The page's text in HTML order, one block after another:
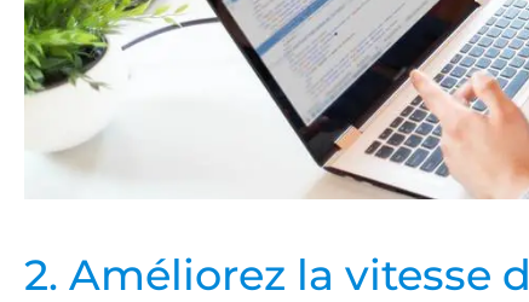
2. Améliorez la vitesse